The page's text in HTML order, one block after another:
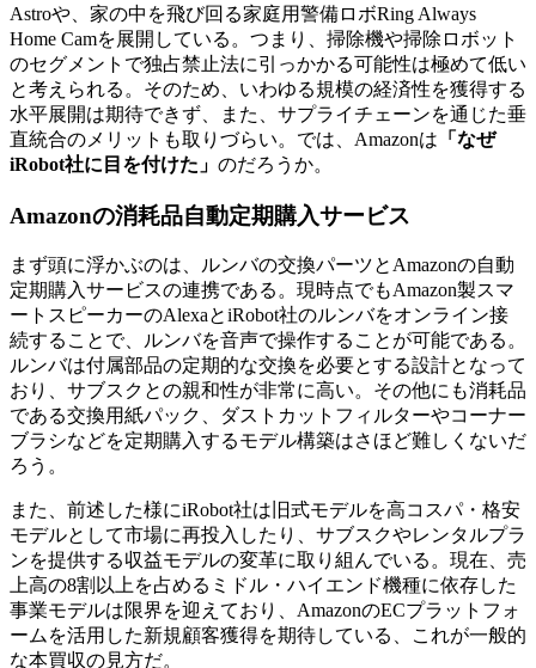
Astroや、家の中を飛び回る家庭用警備ロボRing Always
Home Camを展開している。つまり、掃除機や掃除ロボット
のセグメントで独占禁止法に引っかかる可能性は極めて低い
と考えられる。そのため、いわゆる規模の経済性を獲得する
水平展開は期待できず、また、サプライチェーンを通じた垂
直統合のメリットも取りづらい。では、Amazonは 「なぜ
iRobot社に目を付けた」 のだろうか。
Amazonの消耗品自動定期購入サービス
まず頭に浮かぶのは、ルンバの交換パーツとAmazonの自動
定期購入サービスの連携である。現時点でもAmazon製スマ
ートスピーカーのAlexaとiRobot社のルンバをオンライン接
続することで、ルンバを音声で操作することが可能である。
ルンバは付属部品の定期的な交換を必要とする設計となって
おり、サブスクとの親和性が非常に高い。その他にも消耗品
である交換用紙パック、ダストカットフィルターやコーナー
ブラシなどを定期購入するモデル構築はさほど難しくないだ
ろう。
また、前述した様にiRobot社は旧式モデルを高コスパ・格安
モデルとして市場に再投入したり、サブスクやレンタルプラ
ンを提供する収益モデルの変革に取り組んでいる。現在、売
上高の8割以上を占めるミドル・ハイエンド機種に依存した
事業モデルは限界を迎えており、AmazonのECプラットフォ
ームを活用した新規顧客獲得を期待している、これが一般的
な本買収の見方だ。